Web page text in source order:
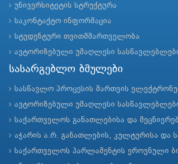
უნივერსიტეტის სტრუქტურა
საკონტაქტო ინფორმაცია
სტუდენტური თვითმმართველობა
ავტორიზებული უმაღლესი
სასარგებლო ბმულები
სასწავლო პროცესის მართვის
ავტორიზებული უმაღლესი
საქართველოს განათლებისა და
აჭარის ა.რ. განათლების, კულტურისა და
საქართველოს პარლამენტის ეროვნული